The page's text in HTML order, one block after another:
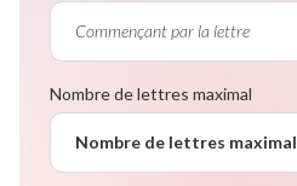
Nombre de lettres maximal
Nombre de lettres maximal